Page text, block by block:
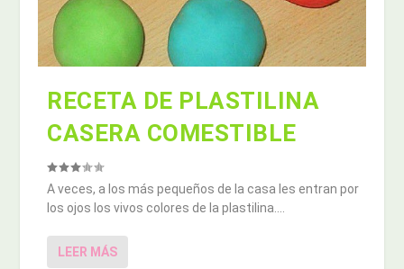
RECETA DE PLASTILINA
CASERA COMESTIBLE
A veces, a los más pequeños de la casa les entran por
los ojos los vivos colores de la plastilina....
LEER MÁS